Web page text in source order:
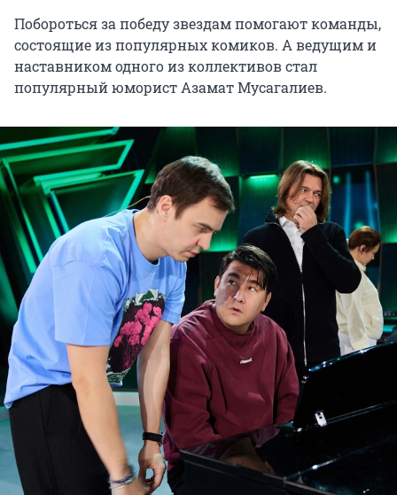
Побороться за победу звездам помогают команды,
состоящие из популярных комиков. А ведущим и
наставником одного из коллективов стал
популярный юморист Азамат Мусагалиев.